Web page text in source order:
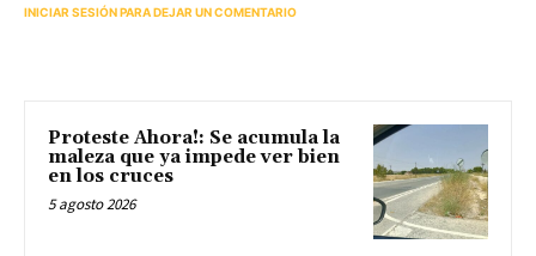
INICIAR SESIÓN PARA DEJAR UN COMENTARIO
Proteste Ahora!: Se acumula la
maleza que ya impede ver bien
en los cruces
5 agosto 2026